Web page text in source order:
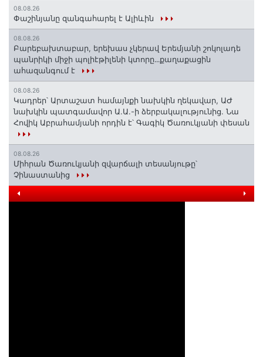
08.08.26
Փաշինյանը զանգահարել է Ալիևին
08.08.26
Բարեբախտաբար, երեխաս չկերավ Երեմյանի շոկոլադե
պանրիկի միջի պոլիէթիլենի կտորը․․․քաղաքացին
ահազանգում է
08.08.26
Կադրեր՝ Արտաշատ համայնքի նախկին ղեկավար, ԱԺ
նախկին պատգամավոր Ա.Ա.-ի ձերբակալությունից. Նա
Հովիկ Աբրահամյանի որդին է՝ Գագիկ Ծառուկյանի փեսան
08.08.26
Միհրան Ծառուկյանի զվարճալի տեսանյութը՝
Չինաստանից